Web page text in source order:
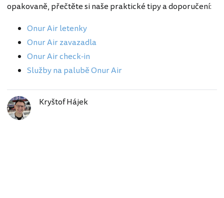
opakovaně, přečtěte si naše praktické tipy a doporučení:
Onur Air letenky
Onur Air zavazadla
Onur Air check-in
Služby na palubě Onur Air
Kryštof Hájek